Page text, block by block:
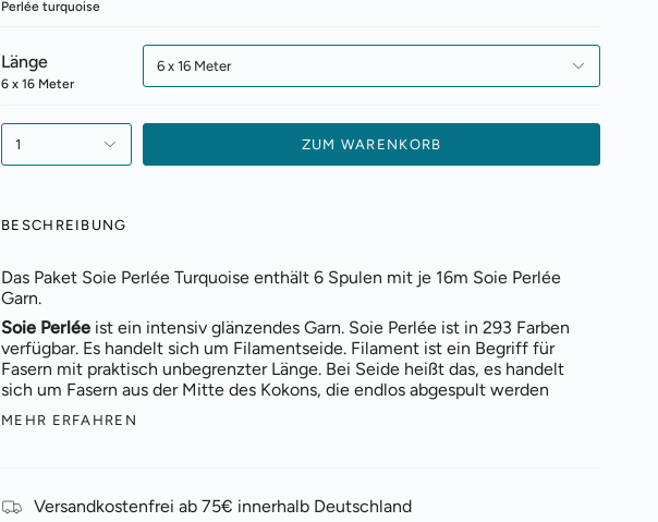
Perlée turquoise
Länge
6 x 16 Meter
6 x 16 Meter
1 ZUM WARENKORB
BESCHREIBUNG
Das Paket Soie Perlée Turquoise enthält 6 Spulen mit je 16m Soie Perlée
Garn.
Soie Perlée ist ein intensiv glänzendes Garn. Soie Perlée ist in 293 Farben
verfügbar. Es handelt sich um Filamentseide. Filament ist ein Begriff für
Fasern mit praktisch unbegrenzter Länge. Bei Seide heißt das, es handelt
sich um Fasern aus der Mitte des Kokons, die endlos abgespult werden
MEHR ERFAHREN
Versandkostenfrei ab 75€ innerhalb Deutschland